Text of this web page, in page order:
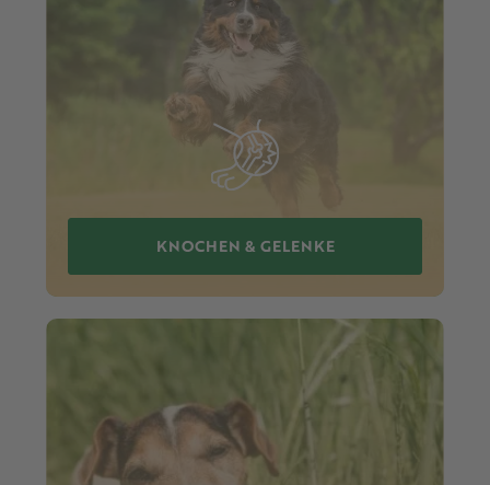
KNOCHEN & GELENKE